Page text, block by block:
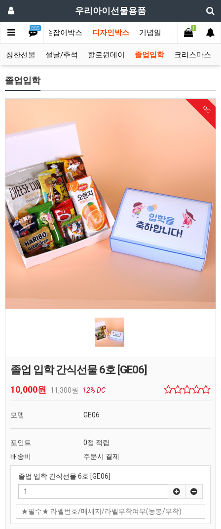
우리아이선물용품
BBS
물모음전 손잡이박스 디자인박스 기념일 기획상품 단
1
칭찬선물 설날/추석 할로윈데이 졸업입학 크리스마스
졸업입학
DC
졸업 입학 간식선물 6호 [GE06]
10,000원 11,300원 12% DC
모델 GE06
포인트
0점 적립
배송비
주문시 결제
졸업 입학 간식선물 6호 [GE06]